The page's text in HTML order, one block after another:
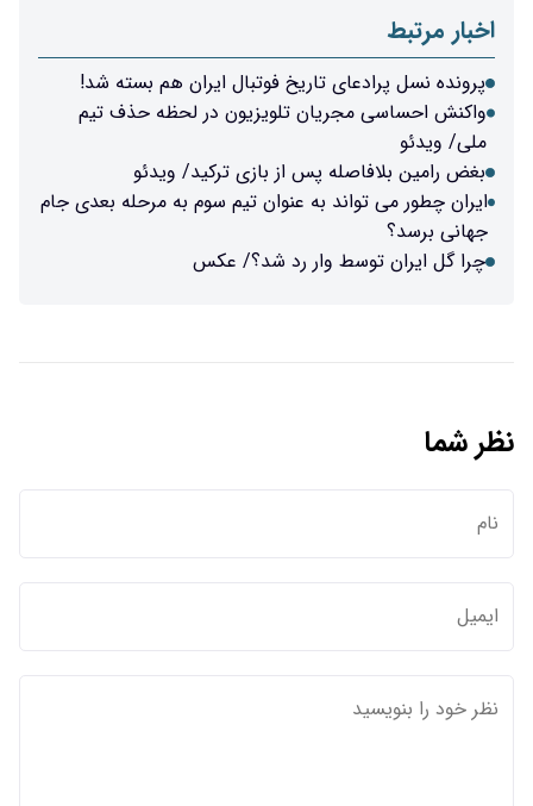
فوتبال ایران هم بسته شد!
تلویزیون در لحظه حذف تیم
پس از بازی ترکید/ ویدئو
به عنوان تیم سوم به مرحله بعدی جام
وار رد شد؟/ عکس